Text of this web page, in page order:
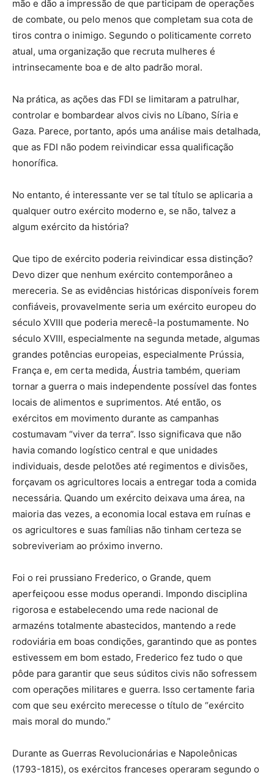
mão e dão a impressão de que participam de operações
de combate, ou pelo menos que completam sua cota de
tiros contra o inimigo. Segundo o politicamente correto
atual, uma organização que recruta mulheres é
intrinsecamente boa e de alto padrão moral.
Na prática, as ações das FDI se limitaram a patrulhar,
controlar e bombardear alvos civis no Líbano, Síria e
Gaza. Parece, portanto, após uma análise mais detalhada,
que as FDI não podem reivindicar essa qualificação
honorífica.
No entanto, é interessante ver se tal título se aplicaria a
qualquer outro exército moderno e, se não, talvez a
algum exército da história?
Que tipo de exército poderia reivindicar essa distinção?
Devo dizer que nenhum exército contemporâneo a
mereceria. Se as evidências históricas disponíveis forem
confiáveis, provavelmente seria um exército europeu do
século XVIII que poderia merecê-la postumamente. No
século XVIII, especialmente na segunda metade, algumas
grandes potências europeias, especialmente Prússia,
França e, em certa medida, Áustria também, queriam
tornar a guerra o mais independente possível das fontes
locais de alimentos e suprimentos. Até então, os
exércitos em movimento durante as campanhas
costumavam “viver da terra”. Isso significava que não
havia comando logístico central e que unidades
individuais, desde pelotões até regimentos e divisões,
forçavam os agricultores locais a entregar toda a comida
necessária. Quando um exército deixava uma área, na
maioria das vezes, a economia local estava em ruínas e
os agricultores e suas famílias não tinham certeza se
sobreviveriam ao próximo inverno.
Foi o rei prussiano Frederico, o Grande, quem
aperfeiçoou esse modus operandi. Impondo disciplina
rigorosa e estabelecendo uma rede nacional de
armazéns totalmente abastecidos, mantendo a rede
rodoviária em boas condições, garantindo que as pontes
estivessem em bom estado, Frederico fez tudo o que
pôde para garantir que seus súditos civis não sofressem
com operações militares e guerra. Isso certamente faria
com que seu exército merecesse o título de “exército
mais moral do mundo.”
Durante as Guerras Revolucionárias e Napoleônicas
(1793-1815), os exércitos franceses operaram segundo o